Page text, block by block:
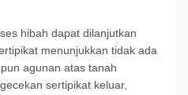
hibah dapat dilanjutkan
menunjukkan tidak ada
agunan atas tanah
sertipikat keluar,